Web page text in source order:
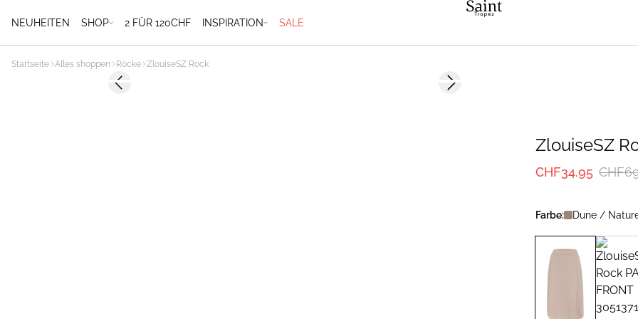
NEUHEITEN SHOP 2 FÜR 120CHF INSPIRATION SALE
Startseite Alles shoppen Röcke ZlouiseSZ Rock
-50%Previous slide Next slide
ZlouiseSZ
CHF34.95
Farbe: Dune /